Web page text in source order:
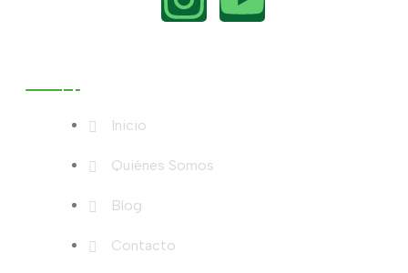
Inicio
Quiénes Somos
Blog
Contacto